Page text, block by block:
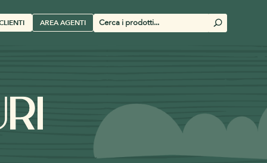
AREA AGENTI
Cerca
prodotti
U